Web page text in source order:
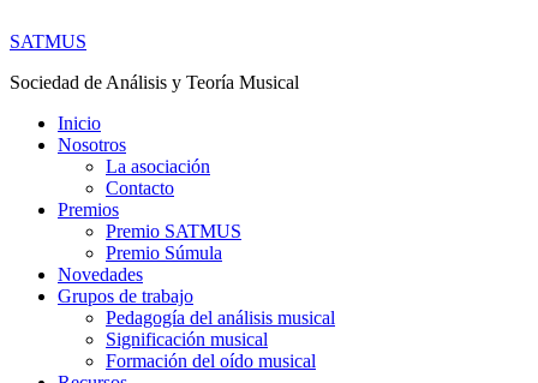
SATMUS
Sociedad de Análisis y Teoría Musical
Inicio
Nosotros
La asociación
Contacto
Premios
Premio SATMUS
Premio Súmula
Novedades
Grupos de trabajo
Pedagogía del análisis musical
Significación musical
Formación del oído musical